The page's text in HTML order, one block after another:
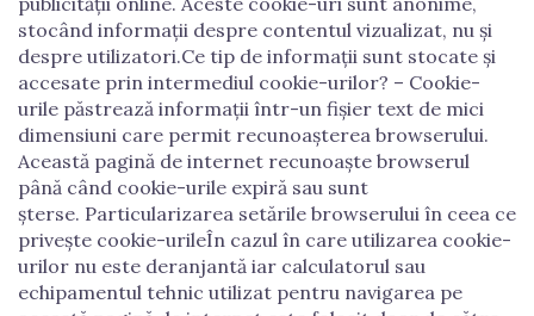
stocând informații despre contentul vizualizat, nu și
despre utilizatori.Ce tip de informații sunt stocate și
accesate prin intermediul cookie-urilor? – Cookie-
urile păstrează informații într-un fișier text de mici
dimensiuni care permit recunoașterea browserului.
Această pagină de internet recunoaște browserul
până când cookie-urile expiră sau sunt
șterse. Particularizarea setările browserului în ceea ce
privește cookie-urileÎn cazul în care utilizarea cookie-
urilor nu este deranjantă iar calculatorul sau
echipamentul tehnic utilizat pentru navigarea pe